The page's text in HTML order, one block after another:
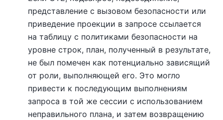
представление с вызовом безопасности или
приведение проекции в запросе ссылается
на таблицу с политиками безопасности на
уровне строк, план, полученный в результате,
не был помечен как потенциально зависящий
от роли, выполняющей его. Это могло
привести к последующим выполнениям
запроса в той же сессии с использованием
неправильного плана, и затем возвращению